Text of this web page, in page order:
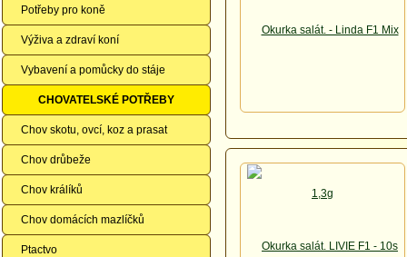
Potřeby pro koně
Výživa a zdraví koní
Vybavení a pomůcky do stáje
CHOVATELSKÉ POTŘEBY
Chov skotu, ovcí, koz a prasat
Chov drůbeže
Chov králíků
Chov domácích mazlíčků
Ptactvo